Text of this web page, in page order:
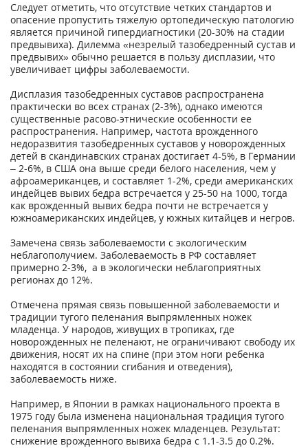
Следует отметить, что отсутствие четких стандартов и
опасение пропустить тяжелую ортопедическую патологию
является причиной гипердиагностики (20-30% на стадии
предвывиха). Дилемма «незрелый тазобедренный сустав и
предвывих» обычно решается в пользу дисплазии, что
увеличивает цифры заболеваемости.
Дисплазия тазобедренных суставов распространена
практически во всех странах (2-3%), однако имеются
существенные расово-этнические особенности ее
распространения. Например, частота врожденного
недоразвития тазобедренных суставов у новорожденных
детей в скандинавских странах достигает 4-5%, в Германии
– 2-6%, в США она выше среди белого населения, чем у
афроамериканцев, и составляет 1-2%, среди американских
индейцев вывих бедра встречается у 25-50 на 1000, тогда
как врожденный вывих бедра почти не встречается у
южноамериканских индейцев, у южных китайцев и негров.
Замечена связь заболеваемости с экологическим
неблагополучием. Заболеваемость в РФ составляет
примерно 2-3%, а в экологически неблагоприятных
регионах до 12%.
Отмечена прямая связь повышенной заболеваемости и
традиции тугого пеленания выпрямленных ножек
младенца. У народов, живущих в тропиках, где
новорожденных не пеленают, не ограничивают свободу их
движения, носят их на спине (при этом ноги ребенка
находятся в состоянии сгибания и отведения),
заболеваемость ниже.
Например, в Японии в рамках национального проекта в
1975 году была изменена национальная традиция тугого
пеленания выпрямленных ножек младенцев. Результат:
снижение врожденного вывиха бедра с 1.1-3.5 до 0.2%.